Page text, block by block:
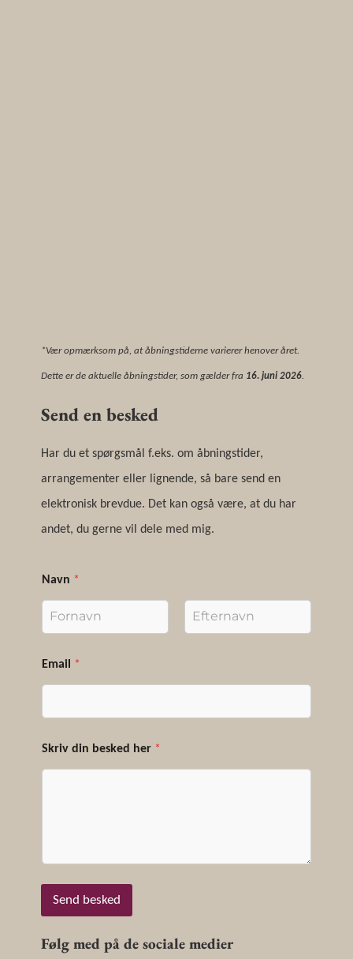
*Vær opmærksom på, at åbningstiderne varierer henover året.
Dette er de aktuelle åbningstider, som gælder fra 16. juni 2026.
Send en besked
Har du et spørgsmål f.eks. om åbningstider,
arrangementer eller lignende, så bare send en
elektronisk brevdue. Det kan også være, at du har
andet, du gerne vil dele med mig.
Navn *
Email *
e
r
Skriv din besked her *
Send besked
Følg med på de sociale medier